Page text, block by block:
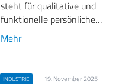
steht für qualitative und
funktionelle persönliche…
Mehr
INDUSTRIE 19. November 2025